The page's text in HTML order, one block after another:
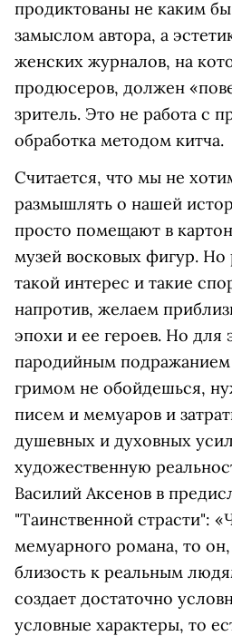
продиктованы не каким
замыслом автора, а
женских журналов, на
продюсеров, должен
зритель. Это не работа с
обработка методом китча.
Считается, что мы не
размышлять о нашей
просто помещают в
музей восковых фигур. Но
такой интерес и такие
напротив, желаем
эпохи и ее героев. Но для
пародийным подражанием
гримом не обойдешься,
писем и мемуаров и
душевных и духовных
художественную
Василий Аксенов в
"Таинственной страсти":
мемуарного романа, то
близость к реальным
создает достаточно
условные характеры, то